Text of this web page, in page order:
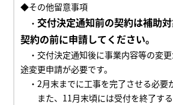
◆その他留意事項
・ 交付決定通知前の契約は補助対
契約の前に申請してください。
・交付決定通知後に事業内容等の変
途変更申請が必要です。
・2月末までに工事を完了させる必要
また、 11月末頃には受付を終了す